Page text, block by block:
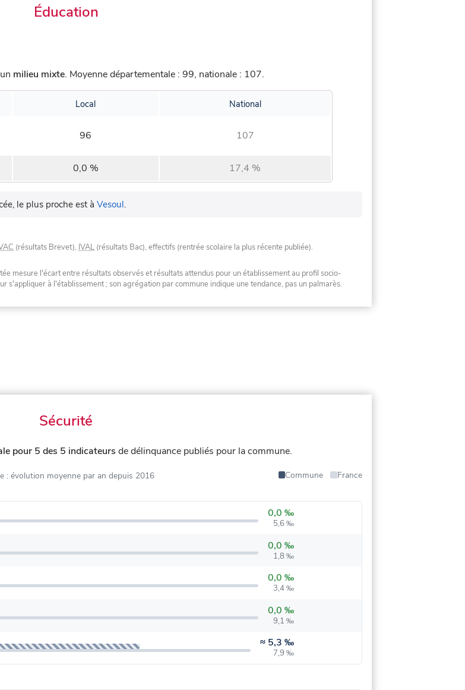
Éducation
milieu mixte. Moyenne départementale : 99, nationale : 107.
Local National
96 107
0,0 % 17,4 %
le plus proche est à Vesoul.
(résultats Brevet), IVAL (résultats Bac), effectifs (rentrée scolaire la plus récente publiée).
mesure l'écart entre résultats observés et résultats attendus pour un établissement au profil socio-
s'appliquer à l'établissement ; son agrégation par commune indique une tendance, pas un palmarès.
Sécurité
pour 5 des 5 indicateurs de délinquance publiés pour la commune.
: évolution moyenne par an depuis 2016 Commune
France
0,0 ‰
5,6 ‰
0,0 ‰
1,8 ‰
0,0 ‰
3,4 ‰
0,0 ‰
9,1 ‰
≈ 5,3 ‰
7,9 ‰